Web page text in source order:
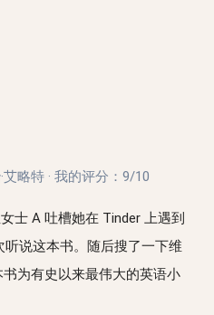
艾略特 · 我的评分： 9/10
士 A 吐槽她在 Tinder 上遇到
说这本书。随后搜了一下维
为有史以来最伟大的英语小